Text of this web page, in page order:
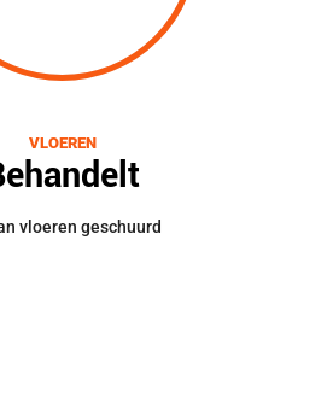
VLOEREN
vloeren geschuurd